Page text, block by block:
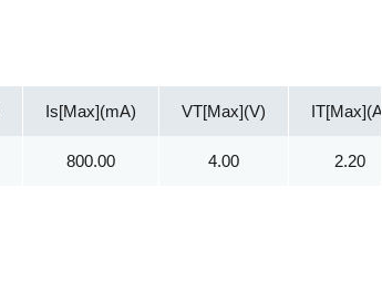
Is[Max](mA)
800.00
VT[Max](V)
4.00
IT[Max](A)
2.20